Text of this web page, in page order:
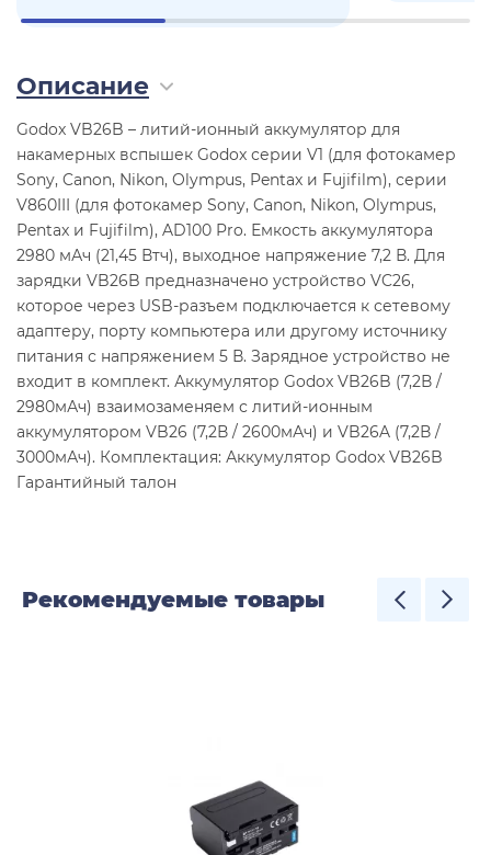
Описание
Godox VB26B – литий-ионный аккумулятор для
накамерных вспышек Godox серии V1 (для фотокамер
Sony, Canon, Nikon, Olympus, Pentax и Fujifilm), серии
V860III (для фотокамер Sony, Canon, Nikon, Olympus,
Pentax и Fujifilm), AD100 Pro. Емкость аккумулятора
2980 мАч (21,45 Втч), выходное напряжение 7,2 В. Для
зарядки VB26B предназначено устройство VC26,
которое через USB-разъем подключается к сетевому
адаптеру, порту компьютера или другому источнику
питания с напряжением 5 В. Зарядное устройство не
входит в комплект. Аккумулятор Godox VB26B (7,2В /
2980мАч) взаимозаменяем с литий-ионным
аккумулятором VB26 (7,2В / 2600мАч) и VB26A (7,2В /
3000мАч). Комплектация: Аккумулятор Godox VB26B
Гарантийный талон
Рекомендуемые товары